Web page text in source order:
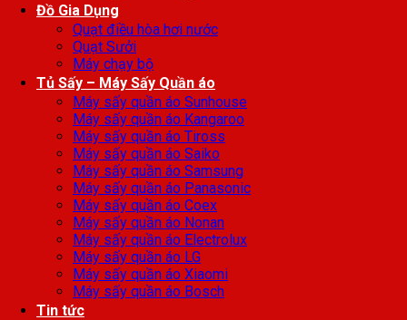
Đồ Gia Dụng
Quạt điều hòa hơi nước
Quạt Sưởi
Máy chạy bộ
Tủ Sấy – Máy Sấy Quần áo
Máy sấy quần áo Sunhouse
Máy sấy quần áo Kangaroo
Máy sấy quần áo Tiross
Máy sấy quần áo Saiko
Máy sấy quần áo Samsung
Máy sấy quần áo Panasonic
Máy sấy quần áo Coex
Máy sấy quần áo Nonan
Máy sấy quần áo Electrolux
Máy sấy quần áo LG
Máy sấy quần áo Xiaomi
Máy sấy quần áo Bosch
Tin tức